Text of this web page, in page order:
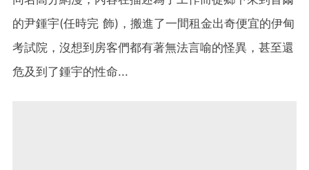
的尹鍾宇(任時完 飾)，搬進了一間租金出奇便宜的伊甸
考試院，沒想到房客們都有著無法言喻的怪異，甚至還
危及到了鍾宇的性命...